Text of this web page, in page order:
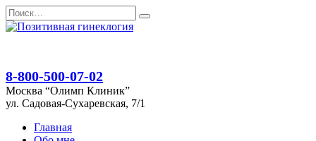
Перейти
к
Search
for:
8-800-500-07-02
Москва “Олимп Клиник”
ул. Садовая-Сухаревская, 7/1
Главная